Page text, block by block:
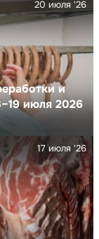
и
июля 2026
20 июля '26
17 июля '26